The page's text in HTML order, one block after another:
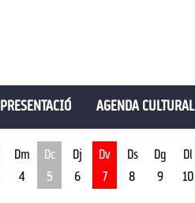
PRESENTACIÓ AGENDA CULTURAL
Dm
4
Dc
5
Dj
6
Dv
7
Ds
8
Dg
9
Dl
10